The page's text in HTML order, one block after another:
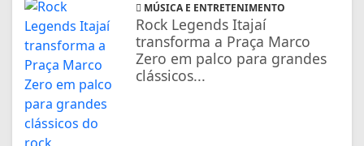
MÚSICA E ENTRETENIMENTO
Rock Legends Itajaí
transforma a Praça Marco
Zero em palco para grandes
clássicos...